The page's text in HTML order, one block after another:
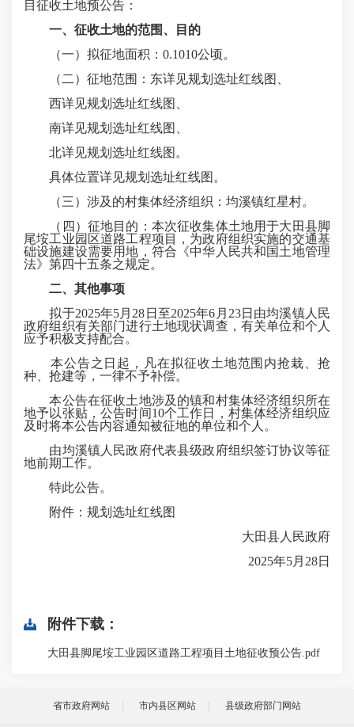
目征收土地预公告：
一、征收土地的范围、目的
（一）拟征地面积：0.1010公顷。
（二）征地范围：东详见规划选址红线图、
西详见规划选址红线图、
南详见规划选址红线图、
北详见规划选址红线图。
具体位置详见规划选址红线图。
（三）涉及的村集体经济组织：均溪镇红星村。
（四）征地目的：本次征收集体土地用于大田县脚
尾垵工业园区道路工程项目，为政府组织实施的交通基
础设施建设需要用地，符合《中华人民共和国土地管理
法》第四十五条之规定。
二、其他事项
拟于2025年5月28日至2025年6月23日由均溪镇人民
政府组织有关部门进行土地现状调查，有关单位和个人
应予积极支持配合。
本公告之日起，凡在拟征收土地范围内抢栽、抢
种、抢建等，一律不予补偿。
本公告在征收土地涉及的镇和村集体经济组织所在
地予以张贴，公告时间10个工作日，村集体经济组织应
及时将本公告内容通知被征地的单位和个人。
由均溪镇人民政府代表县级政府组织签订协议等征
地前期工作。
特此公告。
附件：规划选址红线图
大田县人民政府
2025年5月28日
附件下载：
大田县脚尾垵工业园区道路工程项目土地征收预公告.pdf
省市政府网站 市内县区网站 县级政府部门网站